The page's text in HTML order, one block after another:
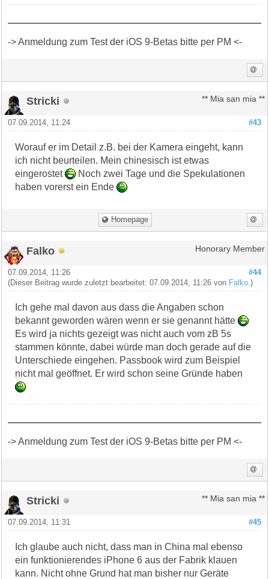
-> Anmeldung zum Test der iOS 9-Betas bitte per PM <-
Stricki ** Mia san mia **
#43
07.09.2014, 11:24
Worauf er im Detail z.B. bei der Kamera eingeht, kann
ich nicht beurteilen. Mein chinesisch ist etwas
eingerostet
Noch zwei Tage und die Spekulationen
haben vorerst ein Ende
Homepage
Falko Honorary Member
#44
07.09.2014, 11:26
(Dieser Beitrag wurde zuletzt bearbeitet: 07.09.2014, 11:26 von Falko .)
Ich gehe mal davon aus dass die Angaben schon
bekannt geworden wären wenn er sie genannt hätte
Es wird ja nichts gezeigt was nicht auch vom zB 5s
stammen könnte, dabei würde man doch gerade auf die
Unterschiede eingehen. Passbook wird zum Beispiel
nicht mal geöffnet. Er wird schon seine Gründe haben
-> Anmeldung zum Test der iOS 9-Betas bitte per PM <-
Stricki ** Mia san mia **
#45
07.09.2014, 11:31
Ich glaube auch nicht, dass man in China mal ebenso
ein funktionierendes iPhone 6 aus der Fabrik klauen
kann. Nicht ohne Grund hat man bisher nur Geräte